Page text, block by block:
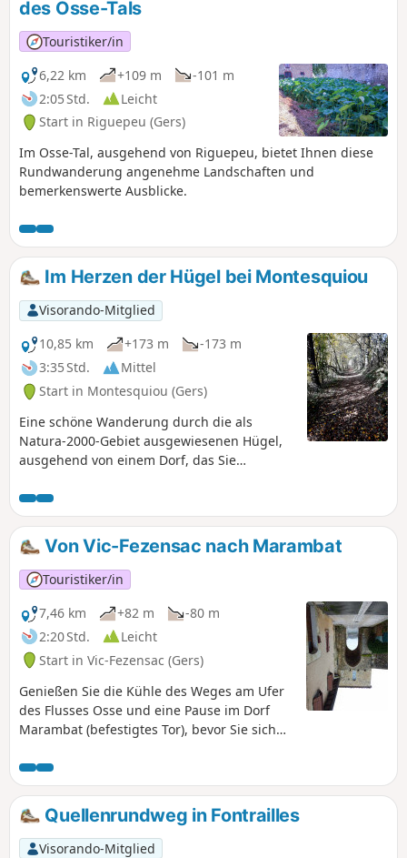
des Osse-Tals
Touristiker/in
6,22 km
+109 m
-101 m
2:05 Std.
Leicht
Start in Riguepeu (Gers)
Im Osse-Tal, ausgehend von Riguepeu, bietet Ihnen diese
Rundwanderung angenehme Landschaften und
bemerkenswerte Ausblicke.
Im Herzen der Hügel bei Montesquiou
Visorando-Mitglied
10,85 km
+173 m
-173 m
3:35 Std.
Mittel
Start in Montesquiou (Gers)
Eine schöne Wanderung durch die als
Natura-2000-Gebiet ausgewiesenen Hügel,
ausgehend von einem Dorf, das Sie
mit seinem ganzen Charme.
Von Vic-Fezensac nach Marambat
Touristiker/in
7,46 km
+82 m
-80 m
2:20 Std.
Leicht
Start in Vic-Fezensac (Gers)
Genießen Sie die Kühle des Weges am Ufer
des Flusses Osse und eine Pause im Dorf
Marambat (befestigtes Tor), bevor Sie sich
anschließend werden Sie mit weiten und
herrlichen Ausblicken belohnt.
Quellenrundweg in Fontrailles
Visorando-Mitglied